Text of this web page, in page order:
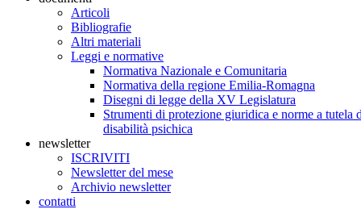
Articoli
Bibliografie
Altri materiali
Leggi e normative
Normativa Nazionale e Comunitaria
Normativa della regione Emilia-Romagna
Disegni di legge della XV Legislatura
Strumenti di protezione giuridica e norme a tutela
disabilità psichica
newsletter
ISCRIVITI
Newsletter del mese
Archivio newsletter
contatti